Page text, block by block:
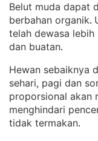
Belut muda dapat
berbahan organik.
telah dewasa
dan buatan.
Hewan sebaiknya
sehari, pagi dan
proporsional akan
menghindari
tidak termakan.